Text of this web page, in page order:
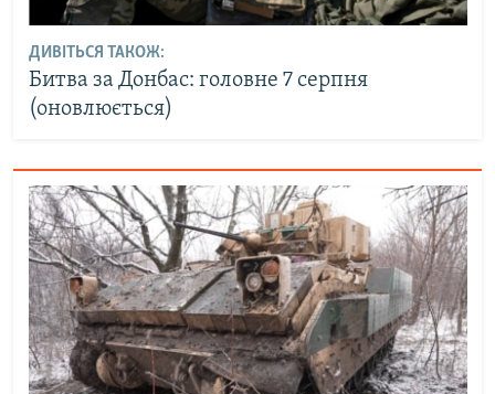
ДИВІТЬСЯ ТАКОЖ:
Битва за Донбас: головне 7 серпня
(оновлюється)